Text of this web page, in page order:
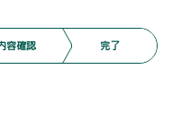
容確認 完了